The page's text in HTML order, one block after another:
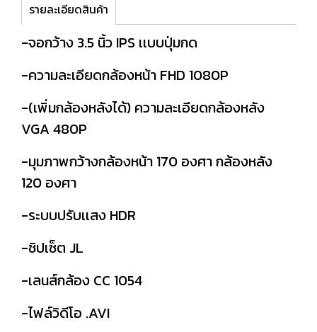
รายละเอียดสินค้า
-จอกว้าง 3.5 นิ้ว IPS เเบบปุ่มกด
-ความละเอียดกล้องหน้า FHD 1080P
-(เพิ่มกล้องหลังได้) ความละเอียดกล้องหลัง
VGA 480P
-มุมภาพกว้างกล้องหน้า 170 องศา กล้องหลัง
120 องศา
-ระบบปรับเเสง HDR
-ชิปเซ็ต JL
-เลนส์กล้อง CC 1054
-ไฟล์วิดีโอ .AVI